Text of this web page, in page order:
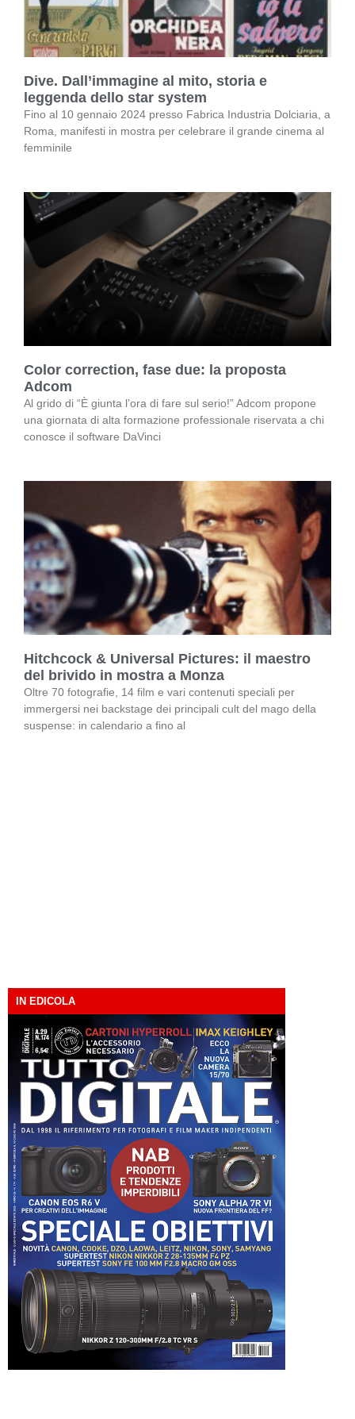
Dive. Dall’immagine al mito, storia e
leggenda dello star system
Fino al 10 gennaio 2024 presso Fabrica Industria Dolciaria, a
Roma, manifesti in mostra per celebrare il grande cinema al
femminile
Color correction, fase due: la proposta
Adcom
Al grido di “È giunta l’ora di fare sul serio!” Adcom propone
una giornata di alta formazione professionale riservata a chi
conosce il software DaVinci
Hitchcock & Universal Pictures: il maestro
del brivido in mostra a Monza
Oltre 70 fotografie, 14 film e vari contenuti speciali per
immergersi nei backstage dei principali cult del mago della
suspense: in calendario a fino al
IN EDICOLA